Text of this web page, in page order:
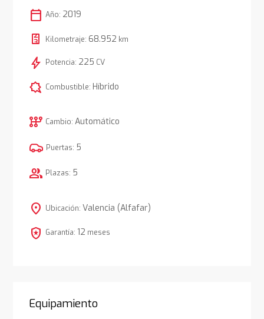
calendar_today Año: 2019
Kilometraje: 68.952 km
bolt Potencia: 225 CV
comic_bubble Combustible: Híbrido
auto_transmission Cambio: Automático
Puertas: 5
group Plazas: 5
location_on Ubicación: Valencia (Alfafar)
local_police Garantía: 12 meses
Equipamiento